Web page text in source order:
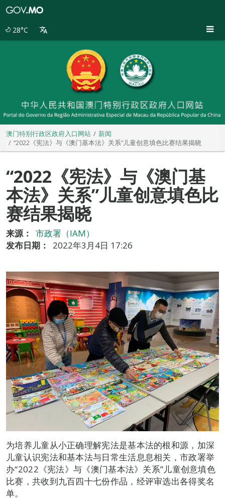
28°C
澳门特别行政区政府入口网站
新闻
“2022《宪法》与《澳门基本法》关系”儿童创意填色比赛结果揭晓
“2022《宪法》与《澳门基
本法》关系”儿童创意填色比
赛结果揭晓
来源：
市政署（IAM）
发布日期：
2022年3月4日 17:26
为培养儿童从小正确理解宪法是基本法的根和源，加深
儿童认识宪法和基本法与日常生活息息相关，市政署举
办“2022《宪法》与《澳门基本法》关系”儿童创意填色
比赛，共收到九百四十七份作品，经评审选出各得奖名
单。